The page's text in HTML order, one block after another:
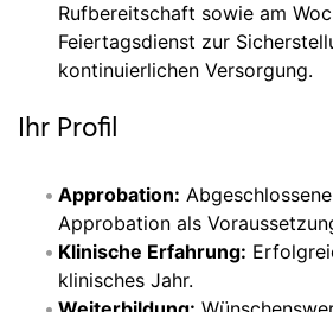
Rufbereitschaft sowie am
Feiertagsdienst zur
kontinuierlichen Versorgung.
Ihr Profil
Approbation:
Approbation als
Klinische Erfahrung:
klinisches Jahr.